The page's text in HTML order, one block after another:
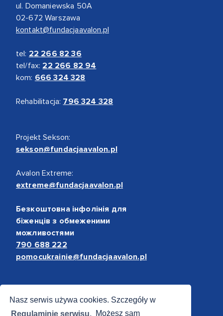
Nasz serwis używa cookies. Szczegóły w
Regulaminie serwisu. Możesz sam
ul. Domaniewska 50A
02-672 Warszawa
kontakt@fundacjaavalon.pl
tel: 22 266 82 36
tel/fax: 22 266 82 94
kom: 666 324 328
Rehabilitacja: 796 324 328
Projekt Sekson:
sekson@fundacjaavalon.pl
Avalon Extreme:
extreme@fundacjaavalon.pl
Безкоштовна інфолінія для
біженців з обмеженими
можливостями
790 688 222
pomocukrainie@fundacjaavalon.pl
Bezpieczne płatności